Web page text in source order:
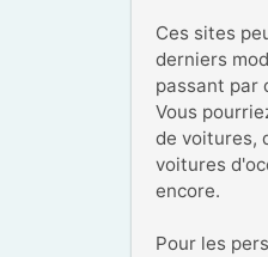
Ces sites
derniers
passant par
Vous
de voitures,
voitures
encore.
Pour les